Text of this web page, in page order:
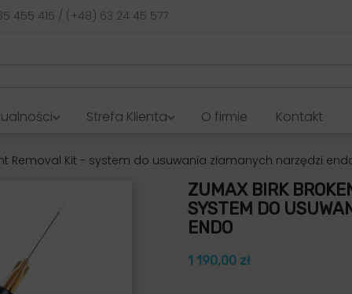
455 415 / (+48) 63 24 45 577
Strefa Klienta O firmie Kontakt
Removal Kit - system do usuwania złamanych narzędzi
ZUMAX BIRK
SYSTEM DO
ENDO
1 190,00 zł